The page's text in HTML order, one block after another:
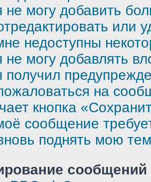
не могу добавить
или
недоступны
не могу добавлять
получил
на
кнопка
сообщение
поднять мою